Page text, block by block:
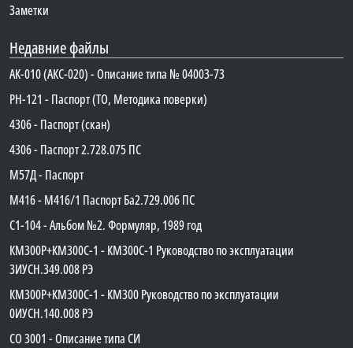
Заметки
Недавние файлы
АК-010 (АКС-020) - Описание типа № 04003-73
PH-121 - Паспорт (ТО, Методика поверки)
4306 - Паспорт (скан)
4306 - Паспорт 2.728.075 ПС
М57Д - Паспорт
М416 - М416/1 Паспорт Ба2.729.006 ПС
C1-104 - Альбом №2. Формуляр, 1989 год
КМ300Р+КМ300С-1 - КМ300C-1 Руководство по эксплуатации
3ИУСН.349.008 РЭ
КМ300Р+КМ300С-1 - КМ300 Руководство по эксплуатации
0ИУСН.140.008 РЭ
СО 3001 - Описание типа СИ